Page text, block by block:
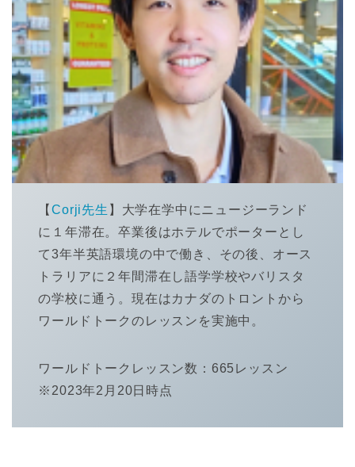
【Corji先生 】大学在学中にニュージーランド
に１年滞在。卒業後はホテルでポーターとし
て3年半英語環境の中で働き、その後、オース
トラリアに２年間滞在し語学学校やバリスタ
の学校に通う。現在はカナダのトロントから
ワールドトークのレッスンを実施中。
ワールドトークレッスン数：665レッスン
※2023年2月20日時点